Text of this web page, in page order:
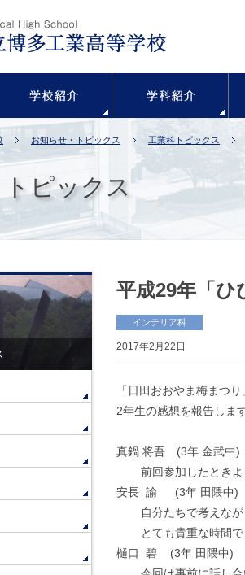
お知らせ・トピックス 工業科トピックス
ピックス
平成29年「ひ
インテリア科
2017年2月22日
「日田おおやま梅まつ
2年生の感想を報告しま
真鍋 将吾 (3年 金武中)
前回参加したとき
安長 諭 (3年 田隈中)
自分たちで考えな
とても貴重な時間
樋口 碧 (3年 田隈中)